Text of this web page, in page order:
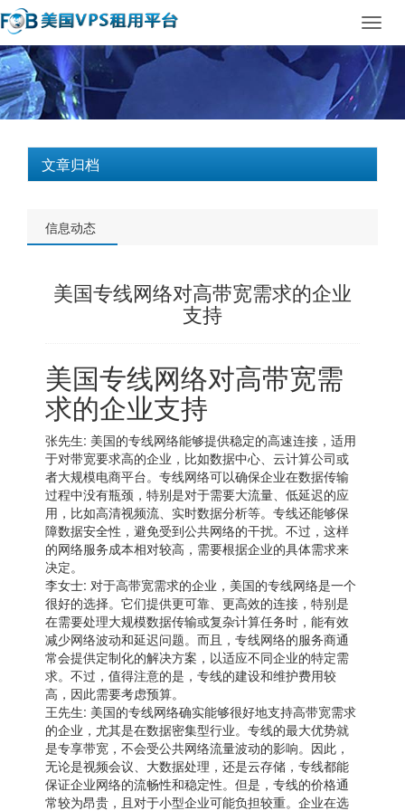
文章归档
信息动态
美国专线网络对高带宽需求的企业
支持
美国专线网络对高带宽需
求的企业支持
张先生: 美国的专线网络能够提供稳定的高速连接，适用
于对带宽要求高的企业，比如数据中心、云计算公司或
者大规模电商平台。专线网络可以确保企业在数据传输
过程中没有瓶颈，特别是对于需要大流量、低延迟的应
用，比如高清视频流、实时数据分析等。专线还能够保
障数据安全性，避免受到公共网络的干扰。不过，这样
的网络服务成本相对较高，需要根据企业的具体需求来
决定。
李女士: 对于高带宽需求的企业，美国的专线网络是一个
很好的选择。它们提供更可靠、更高效的连接，特别是
在需要处理大规模数据传输或复杂计算任务时，能有效
减少网络波动和延迟问题。而且，专线网络的服务商通
常会提供定制化的解决方案，以适应不同企业的特定需
求。不过，值得注意的是，专线的建设和维护费用较
高，因此需要考虑预算。
王先生: 美国的专线网络确实能够很好地支持高带宽需求
的企业，尤其是在数据密集型行业。专线的最大优势就
是专享带宽，不会受公共网络流量波动的影响。因此，
无论是视频会议、大数据处理，还是云存储，专线都能
保证企业网络的流畅性和稳定性。但是，专线的价格通
常较为昂贵，且对于小型企业可能负担较重。企业在选